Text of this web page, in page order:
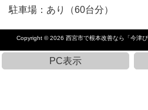
駐車場：あり（60台分）
Copyright © 2026 西宮市で根本改善なら「今津
PC表示